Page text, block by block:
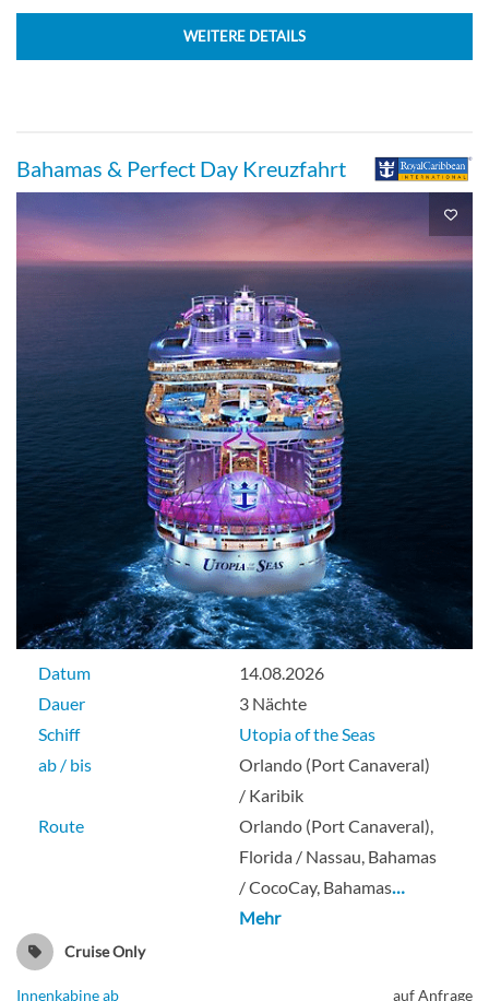
WEITERE DETAILS
Bahamas & Perfect Day Kreuzfahrt
Datum
14.08.2026
Dauer
3 Nächte
Schiff
Utopia of the Seas
ab / bis
Orlando (Port Canaveral)
/ Karibik
Route
Orlando (Port Canaveral),
Florida / Nassau, Bahamas
/ CocoCay, Bahamas…
Mehr
Cruise Only
Innenkabine ab auf Anfrage